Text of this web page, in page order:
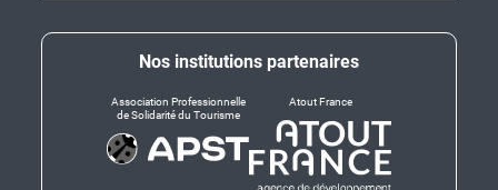
Nos institutions partenaires
Association Professionnelle
de Solidarité du Tourisme
Atout France